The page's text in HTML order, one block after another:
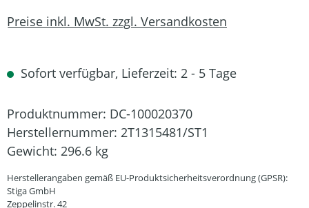
Preise inkl. MwSt. zzgl. Versandkosten
Sofort verfügbar, Lieferzeit: 2 - 5 Tage
Produktnummer: DC-100020370
Herstellernummer: 2T1315481/ST1
Gewicht: 296.6 kg
Herstellerangaben gemäß EU-Produktsicherheitsverordnung (GPSR):
Stiga GmbH
Zeppelinstr. 42